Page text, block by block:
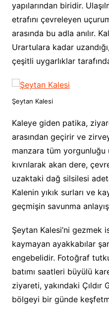
yapılarından biridir.
etrafını çevreleyen
arasında bu adla anılır.
Urartulara kadar
çeşitli uygarlıklar
Şeytan Kalesi
Kaleye giden patika,
arasından geçirir ve
manzara tüm yorgunluğu
kıvrılarak akan dere,
uzaktaki dağ silsilesi
Kalenin yıkık surları ve
geçmişin savunma
Şeytan Kalesi’ni gezmek
kaymayan ayakkabılar
engebelidir. Fotoğraf
batımı saatleri büyülü
ziyareti, yakındaki
bölgeyi bir günde